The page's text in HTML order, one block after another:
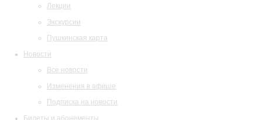
Лекции
Экскурсии
Пушкинская карта
Новости
Все новости
Изменения в афише
Подписка на новости
Билеты и абонементы